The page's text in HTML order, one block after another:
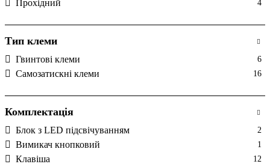
Прохідний 4
Тип клеми
Гвинтові клеми 6
Самозатискні клеми 16
Комплектація
Блок з LED підсвічуванням 2
Вимикач кнопковий 1
Клавіша 12